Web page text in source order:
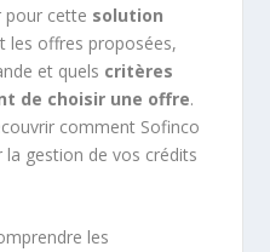
pour cette solution
les offres proposées,
et quels critères
de choisir une offre.
comment Sofinco
gestion de vos crédits
les